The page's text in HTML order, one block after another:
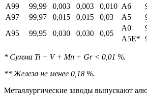
А99
99,99 0,003 0,003 0,010 А6
А97
99,97 0,015 0,015 0,03 А5
А95
99,95 0,030 0,030 0,05
А0
А5Е*
* Сумма Ti + V + Mn + Gr < 0,01 %.
** Железа не менее 0,18 %.
Металлургические заводы выпускают